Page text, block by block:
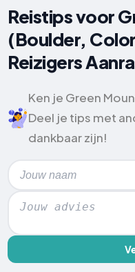
Reistips voor
(Boulder,
Reizigers
Ken je Green
Deel je tips met
dankbaar zijn!